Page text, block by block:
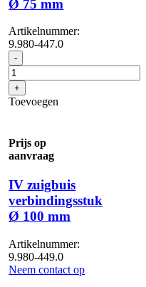
Ø 75 mm
Artikelnummer:
9.980-447.0
- IV
zuigbuis
verbindingsstuk
Ø
75
+
Toevoegen
Prijs op
aanvraag
IV zuigbuis
verbindingsstuk
Ø 100 mm
Artikelnummer:
9.980-449.0
Neem contact op